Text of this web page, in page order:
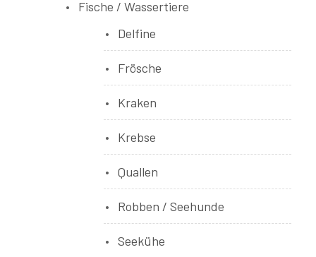
Fische / Wassertiere
Delfine
Frösche
Kraken
Krebse
Quallen
Robben / Seehunde
Seekühe